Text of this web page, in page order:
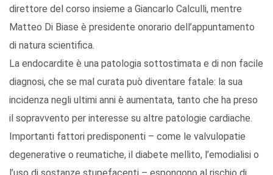
direttore del corso insieme a Giancarlo Calculli, mentre
Matteo Di Biase è presidente onorario dell’appuntamento
di natura scientifica.
La endocardite è una patologia sottostimata e di non facile
diagnosi, che se mal curata può diventare fatale: la sua
incidenza negli ultimi anni è aumentata, tanto che ha preso
il sopravvento per interesse su altre patologie cardiache.
Importanti fattori predisponenti – come le valvulopatie
degenerative o reumatiche, il diabete mellito, l’emodialisi o